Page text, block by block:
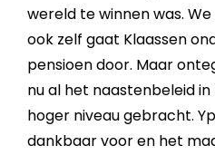
wereld te winnen was.
ook zelf gaat Klaassen
pensioen door. Maar
nu al het naastenbeleid
hoger niveau gebracht.
dankbaar voor en het